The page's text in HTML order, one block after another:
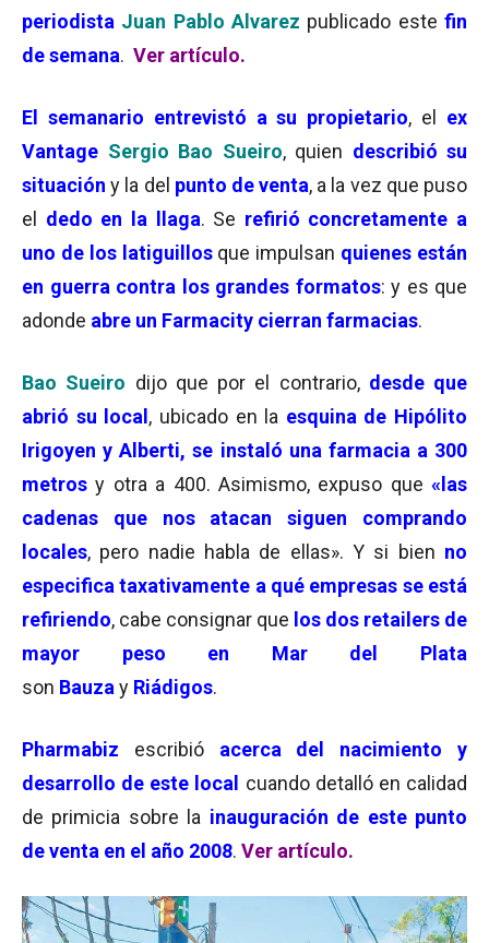
periodista Juan Pablo Alvarez publicado este fin
de semana. Ver artículo.
El semanario entrevistó a su propietario, el ex
Vantage Sergio Bao Sueiro, quien describió su
situación y la del punto de venta, a la vez que puso
el dedo en la llaga. Se refirió concretamente a
uno de los latiguillosque impulsan quienes están
en guerra contra los grandes formatos: y es que
adonde abre un Farmacity cierran farmacias.
Bao Sueiro dijo que por el contrario, desde que
abrió su local , ubicado en la esquina de Hipólito
Irigoyen y Alberti, se instaló una farmacia a 300
metros y otra a 400. Asimismo, expuso que «las
cadenas que nos atacan siguen comprando
locales, pero nadie habla de ellas». Y si bien no
especifica taxativamente a qué empresas se está
refiriendo, cabe consignar que los dos retailers de
mayor peso en Mar del Plata
son Bauza y Riádigos.
Pharmabiz escribió acerca del nacimiento y
desarrollo de este local
cuando detalló en calidad
de primicia sobre la inauguración de este punto
de venta en el año 2008. Ver artículo.